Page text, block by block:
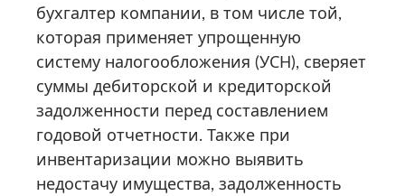
бухгалтер компании, в том числе той,
которая применяет упрощенную
систему налогообложения (УСН), сверяет
суммы дебиторской и кредиторской
задолженности перед составлением
годовой отчетности. Также при
инвентаризации можно выявить
недостачу имущества, задолженность